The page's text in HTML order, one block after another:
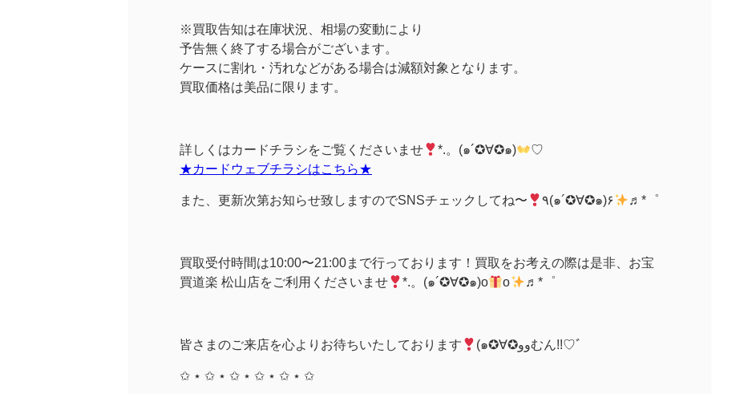
※買取告知は在庫状況、相場の変動により
予告無く終了する場合がございます。
ケースに割れ・汚れなどがある場合は減額対象となります。
買取価格は美品に限ります。
詳しくはカードチラシをご覧くださいませ *.。(๑´✪∀✪๑)
♡
★カードウェブチラシはこちら★
また、更新次第お知らせ致しますのでSNSチェックしてね〜 ٩(๑´✪∀✪๑)۶ ♬*゜
買取受付時間は10:00〜21:00まで行っております！買取をお考えの際は是非、お宝
買道楽 松山店をご利用くださいませ
*.。(๑´✪∀✪๑)o o ♬*゜
皆さまのご来店を心よりお待ちいたしております (๑✪∀✪ووむん!!♡ﾞ
✩ ⋆ ✩ ⋆ ✩ ⋆ ✩ ⋆ ✩ ⋆ ✩